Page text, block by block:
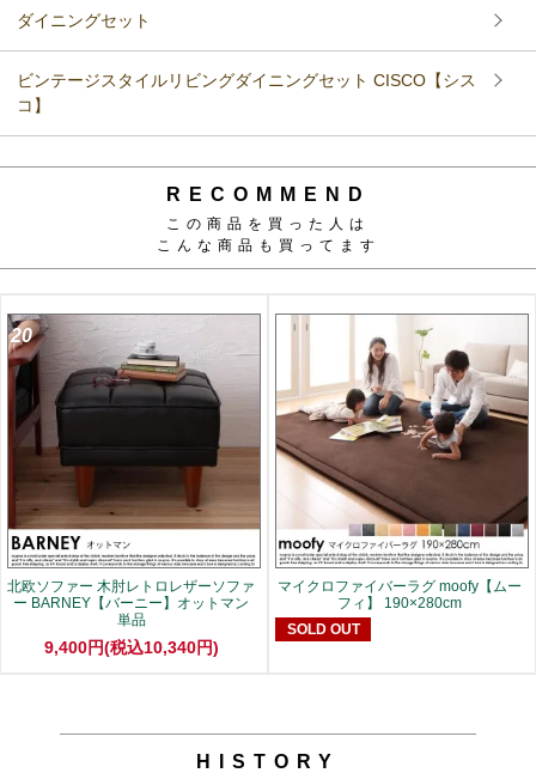
ダイニングセット
ビンテージスタイルリビングダイニングセット CISCO【シス
コ】
RECOMMEND
この商品を買った人は
こんな商品も買ってます
20
北欧ソファー 木肘レトロレザーソファ
ー BARNEY【バーニー】オットマン
単品
9,400円(税込10,340円)
マイクロファイバーラグ moofy【ムー
フィ】 190×280cm
SOLD OUT
HISTORY